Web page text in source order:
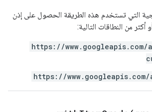
التي تستخدم هذه الطريقة الحصول على إذن
أكثر من النطاقات التالية:
https://www.googleapis.com/
https://